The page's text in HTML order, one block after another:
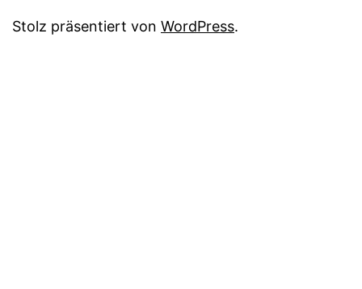
Stolz präsentiert von WordPress.